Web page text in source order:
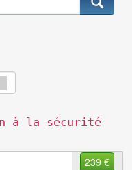
à la sécurité
239 €